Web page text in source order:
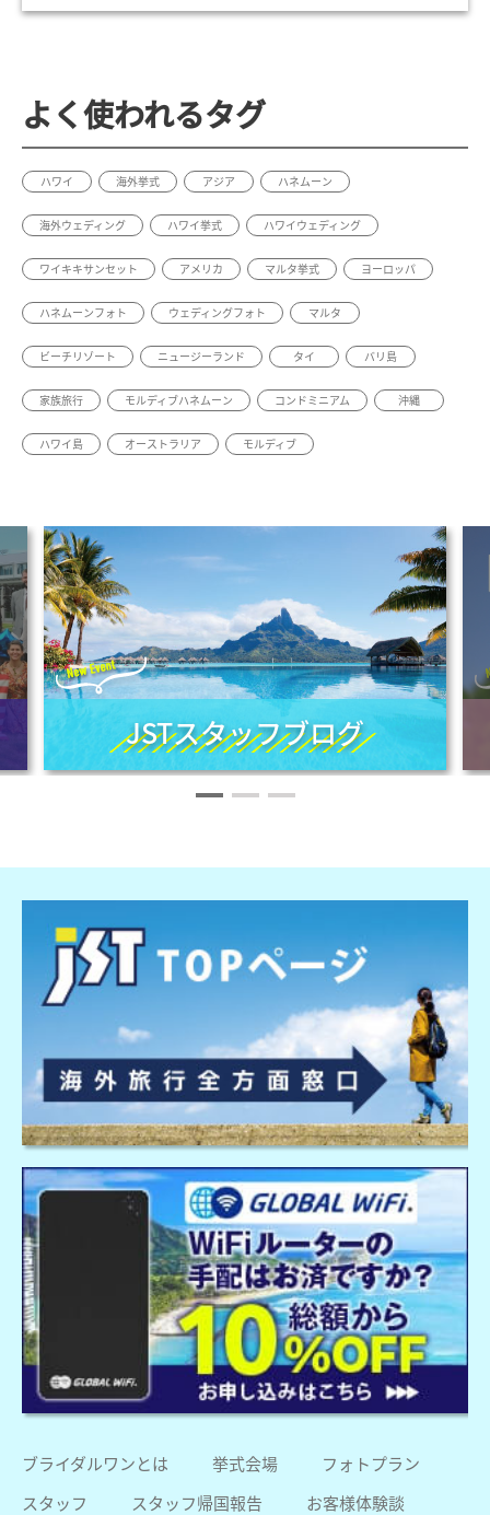
よく使われるタグ
ハワイ 海外挙式 アジア ハネムーン
海外ウェディング ハワイ挙式 ハワイウェディング
ワイキキサンセット アメリカ マルタ挙式 ヨーロッパ
ハネムーンフォト ウェディングフォト マルタ
ビーチリゾート ニュージーランド タイ バリ島
家族旅行 モルディブハネムーン コンドミニアム 沖縄
ハワイ島 オーストラリア モルディブ
JSTスタッフブログ
ブライダルワンとは 挙式会場
フォトプラン
スタッフ
スタッフ帰国報告
お客様体験談